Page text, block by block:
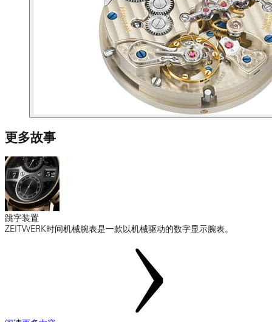
更多故事
跳字装置
ZEITWERK时间机械腕表是一款以机械驱动的数字显示腕表。